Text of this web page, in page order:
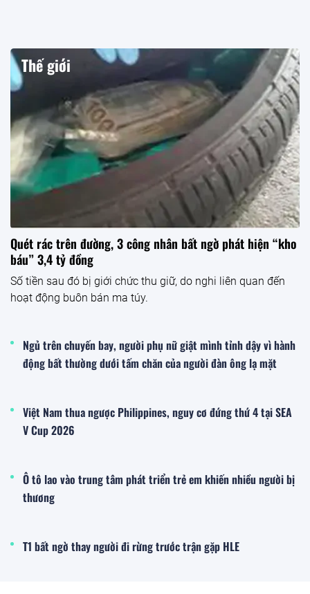
Thế giới
Quét rác trên đường, 3 công nhân bất ngờ phát hiện “kho
báu” 3,4 tỷ đồng
Số tiền sau đó bị giới chức thu giữ, do nghi liên quan đến
hoạt động buôn bán ma túy.
Ngủ trên chuyến bay, người phụ nữ giật mình tỉnh dậy vì hành
động bất thường dưới tấm chăn của người đàn ông lạ mặt
Việt Nam thua ngược Philippines, nguy cơ đứng thứ 4 tại SEA
V Cup 2026
Ô tô lao vào trung tâm phát triển trẻ em khiến nhiều người bị
thương
T1 bất ngờ thay người đi rừng trước trận gặp HLE